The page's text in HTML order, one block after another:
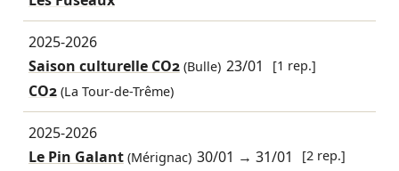
2025-2026
Saison culturelle CO2(Bulle) 23/01 [1 rep.]
CO2 (La Tour-de-Trême)
2025-2026
Le Pin Galant(Mérignac) 30/01 →31/01 [2 rep.]